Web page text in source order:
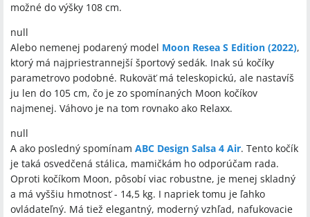
možné do výšky 108 cm.
null
Alebo nemenej podarený model Moon Resea S Edition (2022),
ktorý má najpriestrannejší športový sedák. Inak sú kočíky
parametrovo podobné. Rukoväť má teleskopickú, ale nastavíš
ju len do 105 cm, čo je zo spomínaných Moon kočíkov
najmenej. Váhovo je na tom rovnako ako Relaxx.
null
A ako posledný spomínam ABC Design Salsa 4 Air. Tento kočík
je taká osvedčená stálica, mamičkám ho odporúčam rada.
Oproti kočíkom Moon, pôsobí viac robustne, je menej skladný
a má vyššiu hmotnosť - 14,5 kg. I napriek tomu je ľahko
ovládateľný. Má tiež elegantný, moderný vzhľad, nafukovacie